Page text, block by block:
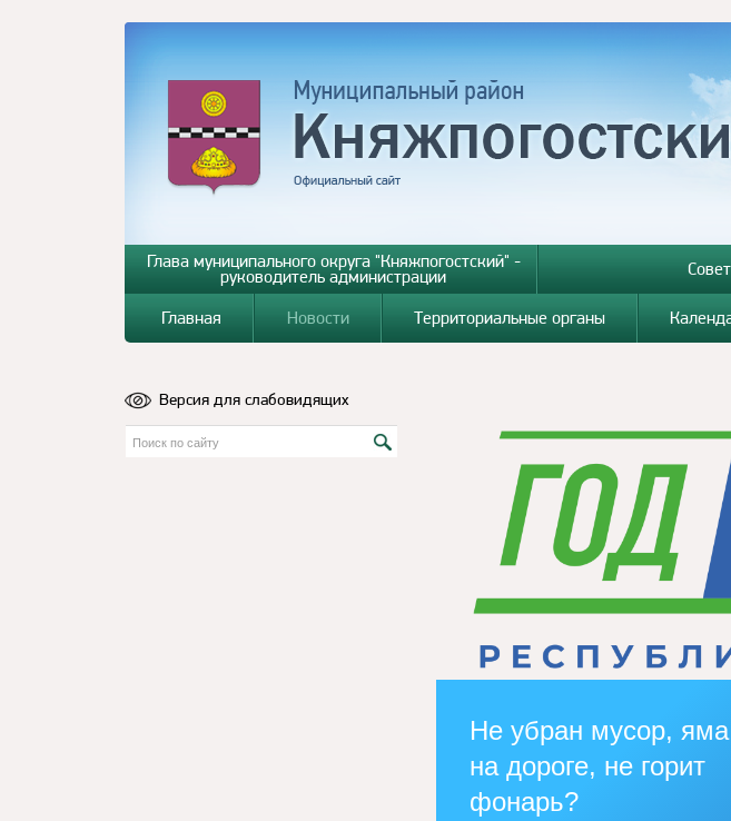
Глава муниципального округа "Княжпогостский" -
руководитель администрации
Главная Новости Территориальные органы
Версия для слабовидящих
Не убран мусор, яма
на дороге, не горит
фонарь?